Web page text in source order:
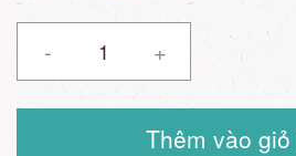
- +
Thêm vào